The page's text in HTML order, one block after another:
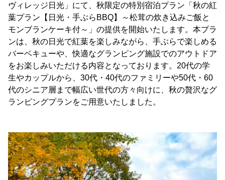
ヴィレッジ日光」にて、秋限定の特別宿泊プラン「秋の紅
葉プラン【日光・手ぶらBBQ】～松茸の炊き込みご飯と
モンブランケーキ付～」の提供を開始いたします。本プラ
ンは、秋の日光で紅葉を楽しみながら、手ぶらで楽しめる
バーベキューや、快適なグランピング施設でのアウトドア
をお楽しみいただける内容となっております。20代の学
生やカップルから、30代・40代のファミリーや50代・60
代のシニア層まで幅広い世代の方々向けに、秋の贅沢なグ
ランピングプランをご用意いたしました。